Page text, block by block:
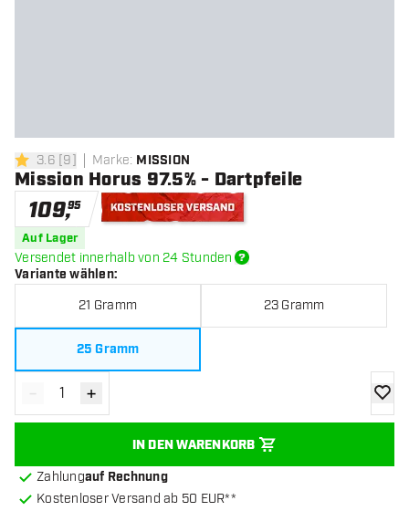
3.6 Bewertungssterne
3.6 [9] Marke: MISSION
Mission Horus 97.5% - Dartpfeile
109,95
Auf Lager
Versendet innerhalb von 24 Stunden
Variante wählen:
21 Gramm 23 Gramm
25 Gramm
Menge verringern
- Menge erhöhen
+
IN DEN WARENKORB
Zur
Zahlungauf Rechnung
Kostenloser Versand ab 50 EUR**